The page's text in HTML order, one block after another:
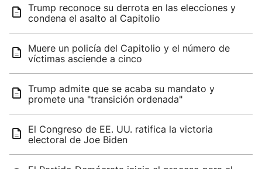
Trump reconoce su derrota en las elecciones y
condena el asalto al Capitolio
Muere un policía del Capitolio y el número de
víctimas asciende a cinco
Trump admite que se acaba su mandato y
promete una "transición ordenada"
El Congreso de EE. UU. ratifica la victoria
electoral de Joe Biden